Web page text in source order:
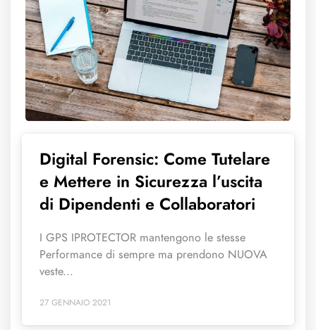
Digital Forensic: Come Tutelare
e Mettere in Sicurezza l’uscita
di Dipendenti e Collaboratori
I GPS IPROTECTOR mantengono le stesse
Performance di sempre ma prendono NUOVA
veste...
27 GENNAIO 2021